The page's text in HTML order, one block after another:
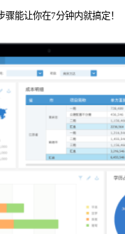
能让你在7分钟内就搞定！